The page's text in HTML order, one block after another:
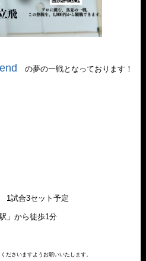
の夢の一戦となっております！
1試合3セット予定
」から徒歩1分
ださいますようお願いいたします。